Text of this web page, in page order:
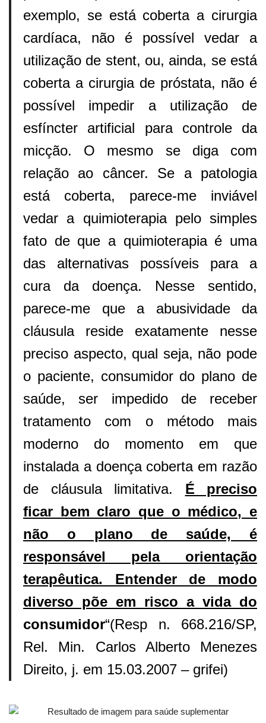
exemplo, se está coberta a cirurgia
cardíaca, não é possível vedar a
utilização de stent, ou, ainda, se está
coberta a cirurgia de próstata, não é
possível impedir a utilização de
esfíncter artificial para controle da
micção. O mesmo se diga com
relação ao câncer. Se a patologia
está coberta, parece-me inviável
vedar a quimioterapia pelo simples
fato de que a quimioterapia é uma
das alternativas possíveis para a
cura da doença. Nesse sentido,
parece-me que a abusividade da
cláusula reside exatamente nesse
preciso aspecto, qual seja, não pode
o paciente, consumidor do plano de
saúde, ser impedido de receber
tratamento com o método mais
moderno do momento em que
instalada a doença coberta em razão
de cláusula limitativa. É preciso
ficar bem claro que o médico, e
não o plano de saúde, é
responsável pela orientação
terapêutica. Entender de modo
diverso põe em risco a vida do
consumidor“(Resp n. 668.216/SP,
Rel. Min. Carlos Alberto Menezes
Direito, j. em 15.03.2007 – grifei)